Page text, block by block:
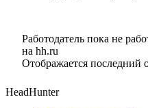
Работодатель пока не
на hh.ru
Отображается последний
HeadHunter